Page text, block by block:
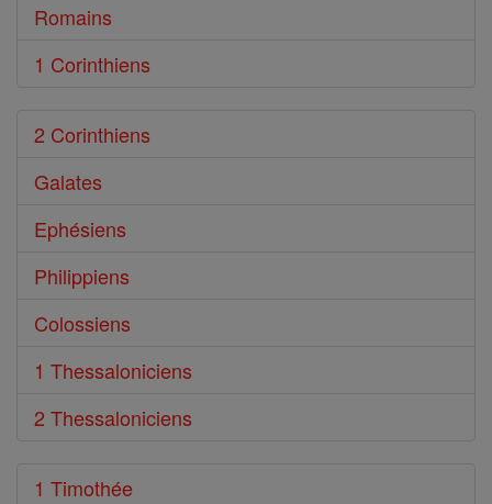
Romains
1 Corinthiens
2 Corinthiens
Galates
Ephésiens
Philippiens
Colossiens
1 Thessaloniciens
2 Thessaloniciens
1 Timothée